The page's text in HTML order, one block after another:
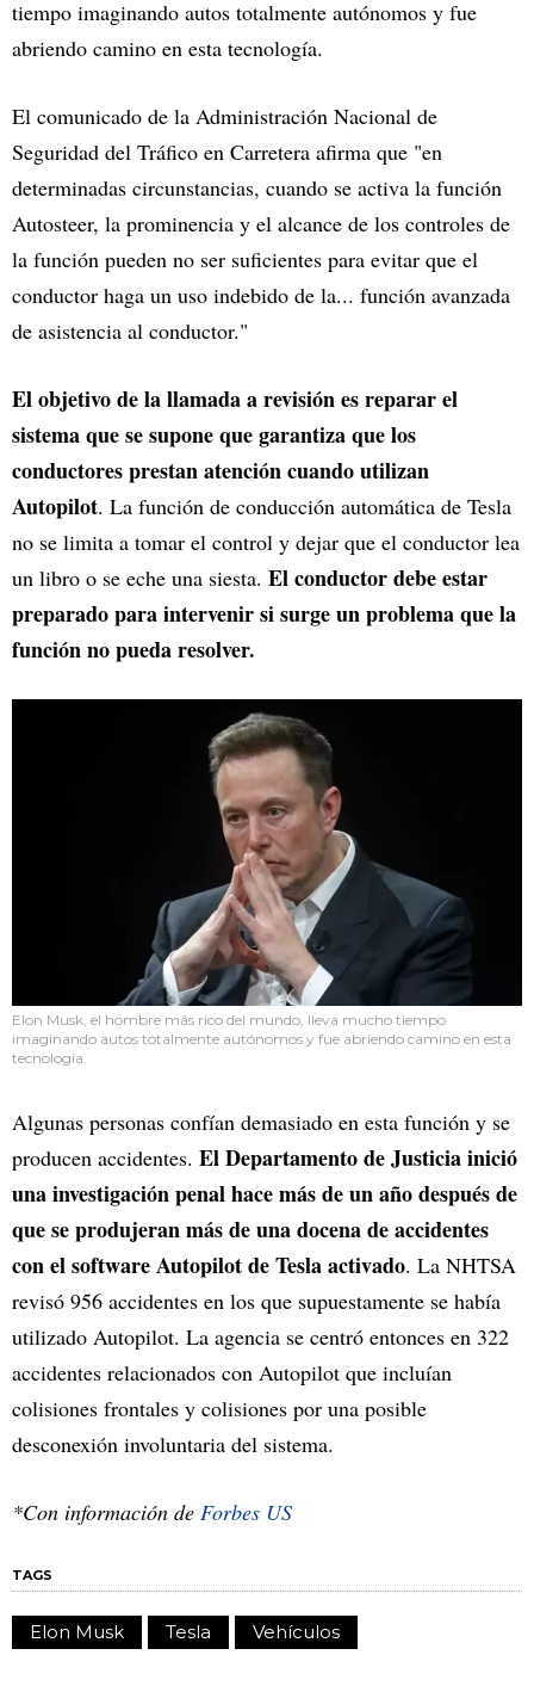
tiempo imaginando autos totalmente autónomos y fue
abriendo camino en esta tecnología.
El comunicado de la Administración Nacional de
Seguridad del Tráfico en Carretera afirma que "en
determinadas circunstancias, cuando se activa la función
Autosteer, la prominencia y el alcance de los controles de
la función pueden no ser suficientes para evitar que el
conductor haga un uso indebido de la... función avanzada
de asistencia al conductor."
El objetivo de la llamada a revisión es reparar el
sistema que se supone que garantiza que los
conductores prestan atención cuando utilizan
Autopilot. La función de conducción automática de Tesla
no se limita a tomar el control y dejar que el conductor lea
un libro o se eche una siesta. El conductor debe estar
preparado para intervenir si surge un problema que la
función no pueda resolver.
Elon Musk, el hombre más rico del mundo, lleva mucho tiempo
imaginando autos totalmente autónomos y fue abriendo camino en esta
tecnología.
Algunas personas confían demasiado en esta función y se
producen accidentes. El Departamento de Justicia inició
una investigación penal hace más de un año después de
que se produjeran más de una docena de accidentes
con el software Autopilot de Tesla activado. La NHTSA
revisó 956 accidentes en los que supuestamente se había
utilizado Autopilot. La agencia se centró entonces en 322
accidentes relacionados con Autopilot que incluían
colisiones frontales y colisiones por una posible
desconexión involuntaria del sistema.
*Con información de Forbes US
TAGS
Elon Musk Tesla Vehículos